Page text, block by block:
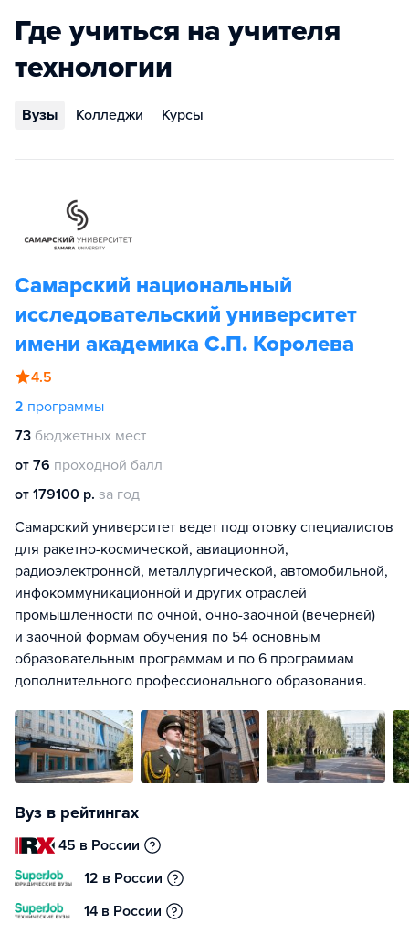
Где учиться на учителя
технологии
Вузы Колледжи Курсы
Самарский национальный
исследовательский университет
имени академика С.П. Королева
4.5
2 программы
73 бюджетных мест
от 76 проходной балл
от 179100 р. за год
Самарский университет ведет подготовку специалистов
для ракетно-космической, авиационной,
радиоэлектронной, металлургической, автомобильной,
инфокоммуникационной и других отраслей
промышленности по очной, очно-заочной (вечерней)
и заочной формам обучения по 54 основным
образовательным программам и по 6 программам
дополнительного профессионального образования.
Вуз в рейтингах
45 в России
12 в России
14 в России